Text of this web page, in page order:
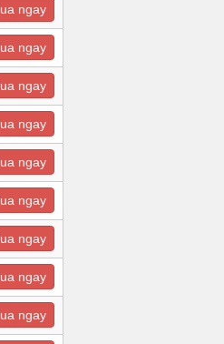
ngay
ngay
ngay
ngay
ngay
ngay
ngay
ngay
ngay